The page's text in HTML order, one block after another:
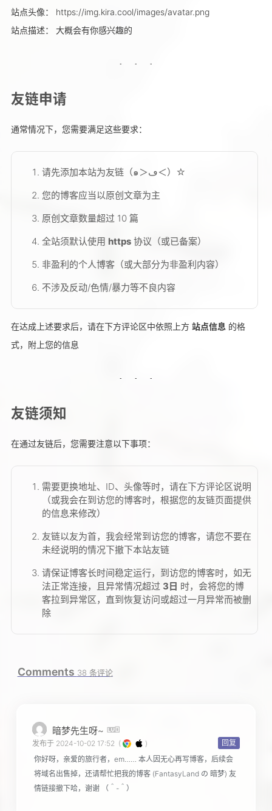
站点头像： https://img.kira.cool/images/avatar.png
站点描述： 大概会有你感兴趣的
友链申请
通常情况下，您需要满足这些要求：
请先添加本站为友链（๑＞ڡ＜）☆
您的博客应当以原创文章为主
原创文章数量超过 10 篇
全站须默认使用 https协议（或已备案）
非盈利的个人博客（或大部分为非盈利内容）
不涉及反动/色情/暴力等不良内容
在达成上述要求后，请在下方评论区中依照上方 站点信息 的格
式，附上您的信息
友链须知
在通过友链后，您需要注意以下事项：
需要更换地址、ID、头像等时，请在下方评论区说明
（或我会在到访您的博客时，根据您的友链页面提供
的信息来修改）
友链以友为首，我会经常到访您的博客，请您不要在
未经说明的情况下撤下本站友链
请保证博客长时间稳定运行，到访您的博客时，如无
法正常连接，且异常情况超过 3日 时，会将您的博
客拉到异常区，直到恢复访问或超过一月异常而被删
除
Comments 38 条评论
暗梦先生呀~
回复
发布于 2024-10-02 17:52 (
)
你好呀，亲爱的旅行者，em…… 本人因无心再写博客，后续会
将域名出售掉，还请帮忙把我的博客 (FantasyLand の 暗梦) 友
情链接撤下哈，谢谢 （＾-＾）